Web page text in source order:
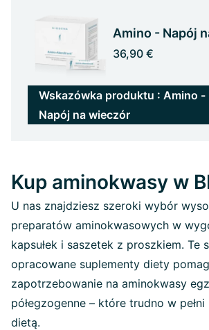
Amino - Napój
36,90 €
Wskazówka produktu : Amino -
Napój na wieczór
Kup aminokwasy w
U nas znajdziesz szeroki wybór
preparatów aminokwasowych w
kapsułek i saszetek z proszkiem. Te
opracowane suplementy diety
zapotrzebowanie na aminokwasy
półegzogenne – które trudno w
dietą.